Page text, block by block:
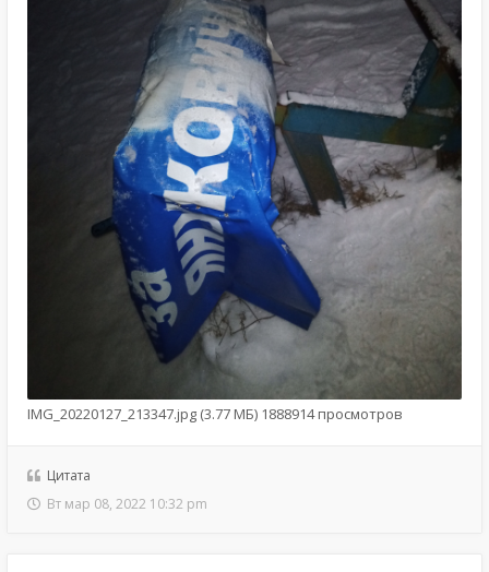
IMG_20220127_213347.jpg (3.77 МБ) 1888914 просмотров
Цитата
Вт мар 08, 2022 10:32 pm